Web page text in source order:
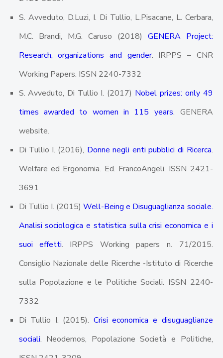
S. Avveduto, D.Luzi, I. Di Tullio, L.Pisacane, L. Cerbara,
M.C. Brandi, M.G. Caruso (2018) GENERA Project:
Research, organizations and gender. IRPPS – CNR
Working Papers. ISSN 2240-7332
S. Avveduto, Di Tullio I. (2017) Nobel prizes: only 49
times awarded to women in 115 years. GENERA
website.
Di Tullio I. (2016), Donne negli enti pubblici di Ricerca.
Welfare ed Ergonomia. Ed. FrancoAngeli. ISSN 2421-
3691
Di Tullio I. (2015) Well-Being e Disuguaglianza sociale.
Analisi sociologica e statistica sulla crisi economica e i
suoi effetti. IRPPS Working papers n. 71/2015.
Consiglio Nazionale delle Ricerche -Istituto di Ricerche
sulla Popolazione e le Politiche Sociali. ISSN 2240-
7332
Di Tullio I. (2015). Crisi economica e disuguaglianze
sociali. Neodemos, Popolazione Società e Politiche,